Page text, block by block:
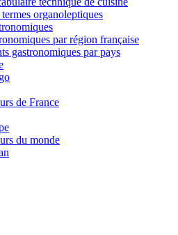
organoleptiques
par région française
gastronomiques par pays
de France
du monde